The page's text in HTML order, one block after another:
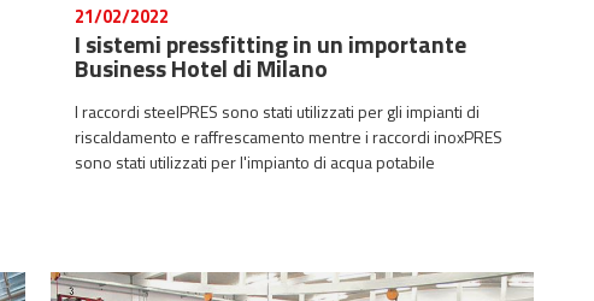
21/02/2022
I sistemi pressfitting in un importante
Business Hotel di Milano
I raccordi steelPRES sono stati utilizzati per gli impianti di
riscaldamento e raffrescamento mentre i raccordi inoxPRES
sono stati utilizzati per l'impianto di acqua potabile